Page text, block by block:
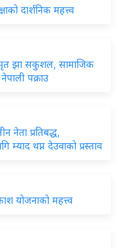
दार्शनिक महत्त्व
झा सकुशल, सामाजिक
पक्राउ
नेता प्रतिबद्ध,
म्याद थप्न देउवाको प्रस्ताव
योजनाको महत्त्व